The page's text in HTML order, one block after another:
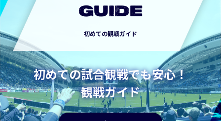
GUIDE
初めての観戦ガイド
初めての試合観戦でも安心！
観戦ガイド